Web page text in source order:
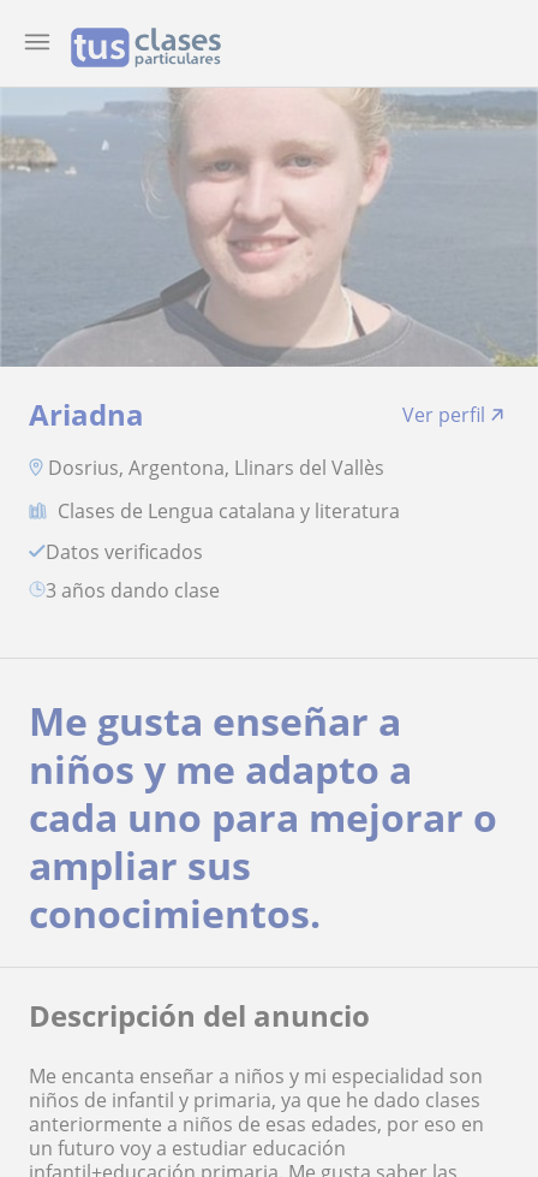
Ariadna
Ver perfil
Dosrius, Argentona, Llinars del Vallès
Clases de Lengua catalana y literatura
Datos verificados
3 años dando clase
Me gusta enseñar a
niños y me adapto a
cada uno para mejorar o
ampliar sus
conocimientos.
Descripción del anuncio
Me encanta enseñar a niños y mi especialidad son
niños de infantil y primaria, ya que he dado clases
anteriormente a niños de esas edades, por eso en
un futuro voy a estudiar educación